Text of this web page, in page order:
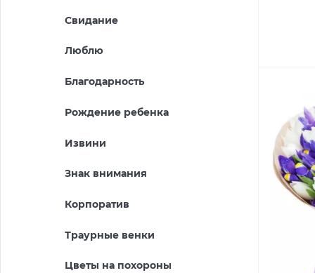
Свидание
Люблю
Благодарность
Рождение ребенка
Извини
Знак внимания
Корпоратив
Траурные венки
Цветы на похороны